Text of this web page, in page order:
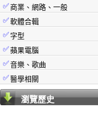
✅ 商業、網路、一般
✅軟體合輯
✅字型
✅蘋果電腦
✅音樂、歌曲
✅醫學相關
瀏覽歷史